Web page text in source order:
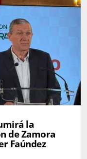
la
de Zamora
Faúndez